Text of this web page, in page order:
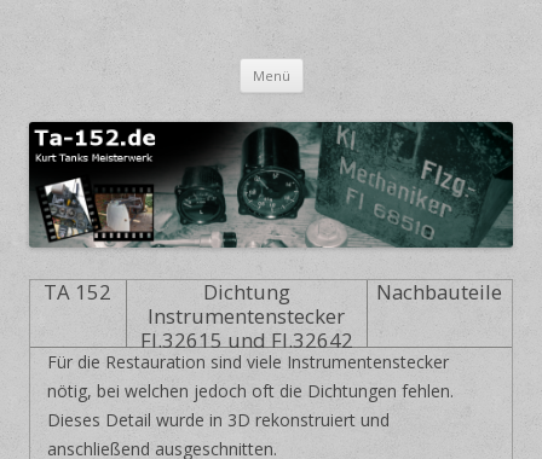
Focke-Wulf TA 152
Menü
TA 152
Dichtung
Instrumentenstecker
Fl.32615 und Fl.32642
Nachbauteile
Für die Restauration sind viele Instrumentenstecker
nötig, bei welchen jedoch oft die Dichtungen fehlen.
Dieses Detail wurde in 3D rekonstruiert und
anschließend ausgeschnitten.